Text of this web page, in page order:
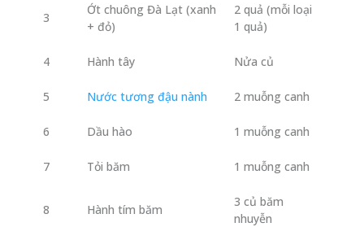
3
Ớt chuông Đà Lạt (xanh
+ đỏ)
2 quả (mỗi loại
1 quả)
4 Hành tây Nửa củ
5 Nước tương đậu nành 2 muỗng canh
6 Dầu hào 1 muỗng canh
7 Tỏi băm 1 muỗng canh
8 Hành tím băm
3 củ băm
nhuyễn